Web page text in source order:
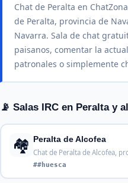
Chat de Peralta en
de Peralta, provincia de
Navarra. Sala de chat
paisanos, comentar la
patronales o simplemente
📡 Salas IRC en Peralta y
🏘️ Peralta de Alcofea
Chat de Peralta de Alcofea,
##huesca